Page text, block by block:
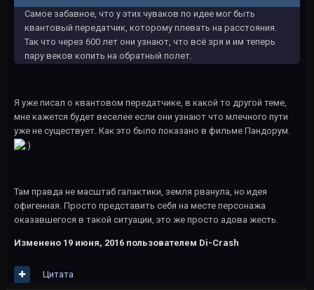
Самое забавное, что у этих чуваков по идее мог быть
квантовый передатчик, которому плевать на расстояния.
Так что через 600 лет они узнают, что всё зря и им теперь
пару веков копить на обратный полет.
Я уже писал о квантовом передатчике, в какой то другой теме,
мне кажется будет веселее если они узнают что млечного пути
уже не существует. Как это было показано в фильме Пандорум.
Там правда не масштаб галактики, земля рванула, но идея
офигенная. Просто представить себя на месте персонажа
оказавшегося в такой ситуации, это же просто адова жесть.
Изменено 19 июня, 2016 пользователем Di-Crash
Цитата